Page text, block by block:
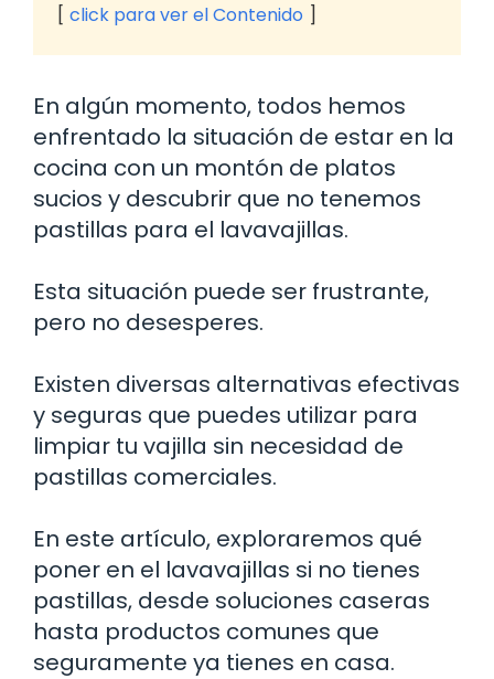
click para ver el Contenido
En algún momento, todos hemos
enfrentado la situación de estar en la
cocina con un montón de platos
sucios y descubrir que no tenemos
pastillas para el lavavajillas.
Esta situación puede ser frustrante,
pero no desesperes.
Existen diversas alternativas efectivas
y seguras que puedes utilizar para
limpiar tu vajilla sin necesidad de
pastillas comerciales.
En este artículo, exploraremos qué
poner en el lavavajillas si no tienes
pastillas, desde soluciones caseras
hasta productos comunes que
seguramente ya tienes en casa.